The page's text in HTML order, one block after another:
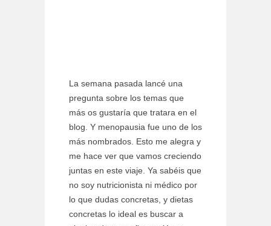
La semana pasada lancé una
pregunta sobre los temas que
más os gustaría que tratara en el
blog. Y menopausia fue uno de los
más nombrados. Esto me alegra y
me hace ver que vamos creciendo
juntas en este viaje. Ya sabéis que
no soy nutricionista ni médico por
lo que dudas concretas, y dietas
concretas lo ideal es buscar a